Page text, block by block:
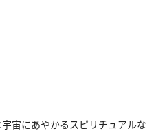
宙にあやかるスピリチュアルな